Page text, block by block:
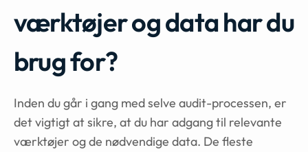
værktøjer og data har du
brug for?
Inden du går i gang med selve audit-processen, er
det vigtigt at sikre, at du har adgang til relevante
værktøjer og de nødvendige data. De fleste